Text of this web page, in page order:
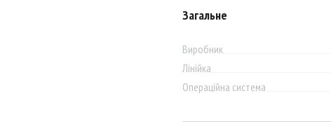
Загальне
Виробник
Лінійка
Операційна система